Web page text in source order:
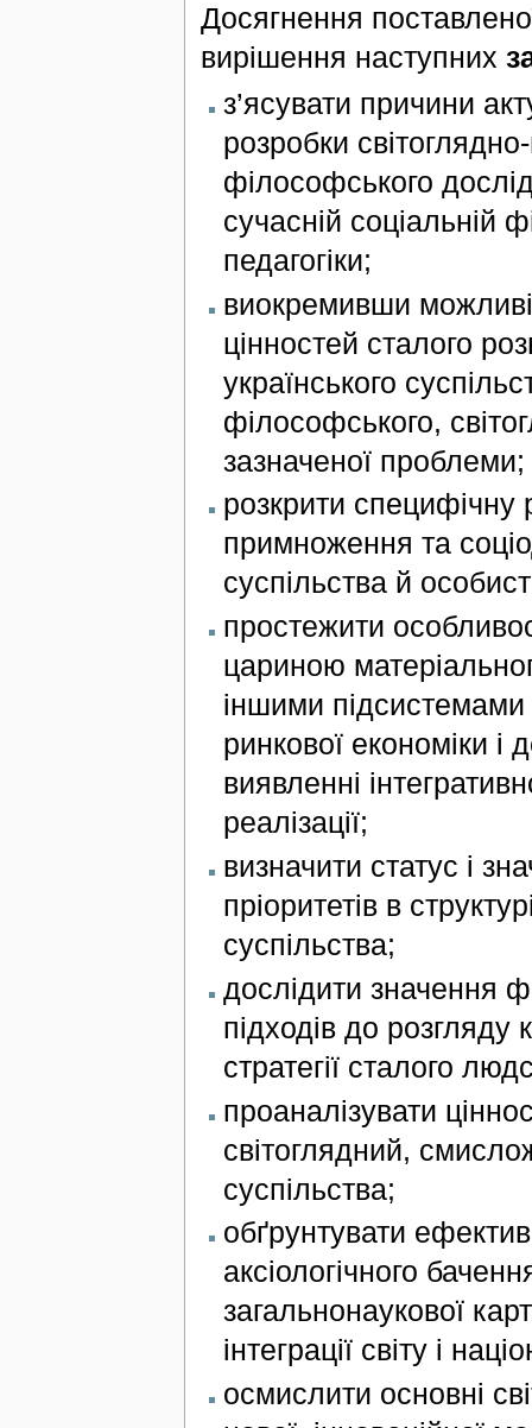
Досягнення
вирішення наступних
з’ясувати причини
розробки
філософського
сучасній соціальній
педагогіки;
виокремивши можливі
цінностей сталого
українського
філософського,
зазначеної проблеми;
розкрити
примноження та
суспільства й
простежити
цариною
іншими
ринкової економіки і
виявленні
реалізації;
визначити статус і
пріоритетів в
суспільства;
дослідити значення
підходів до розгляду
стратегії сталого
проаналізувати
світоглядний,
суспільства;
обґрунтувати
аксіологічного
загальнонаукової
інтеграції світу і
осмислити основні